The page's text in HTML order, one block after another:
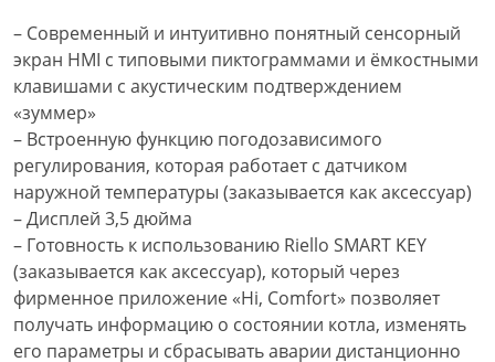
– Современный и интуитивно понятный сенсорный
экран HMI с типовыми пиктограммами и ёмкостными
клавишами с акустическим подтверждением
«зуммер»
– Встроенную функцию погодозависимого
регулирования, которая работает с датчиком
наружной температуры (заказывается как аксессуар)
– Дисплей 3,5 дюйма
– Готовность к использованию Riello SMART KEY
(заказывается как аксессуар), который через
фирменное приложение «Hi, Comfort» позволяет
получать информацию о состоянии котла, изменять
его параметры и сбрасывать аварии дистанционно